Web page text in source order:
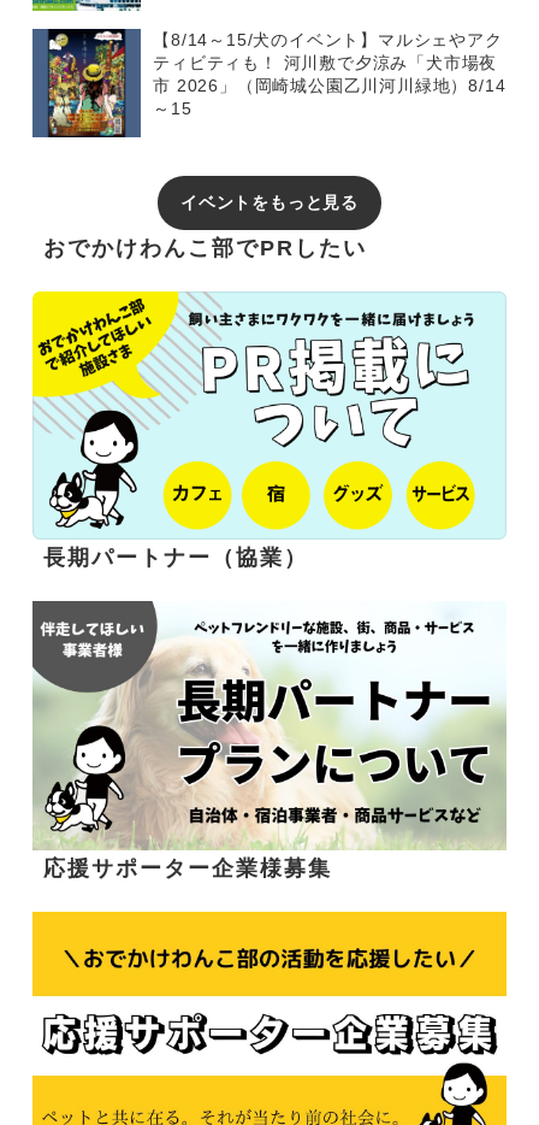
【8/14～15/犬のイベント】マルシェやアク
ティビティも！ 河川敷で夕涼み「犬市場夜
市 2026」（岡崎城公園乙川河川緑地）8/14
～15
イベントをもっと見る
おでかけわんこ部でPRしたい
長期パートナー（協業）
応援サポーター企業様募集